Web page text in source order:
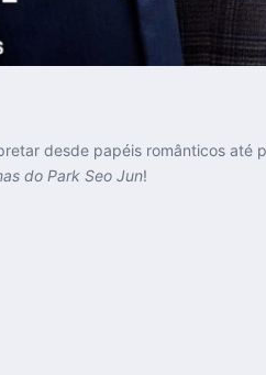
desde papéis românticos até
do Park Seo Jun!